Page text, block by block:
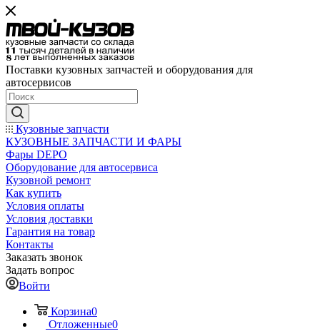
Поставки кузовных запчастей и оборудования для
автосервисов
Кузовные запчасти
КУЗОВНЫЕ ЗАПЧАСТИ И ФАРЫ
Фары DEPO
Оборудование для автосервиса
Кузовной ремонт
Как купить
Условия оплаты
Условия доставки
Гарантия на товар
Контакты
Заказать звонок
Задать вопрос
Войти
Корзина0
Отложенные0